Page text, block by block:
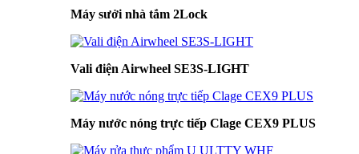
Máy sưởi nhà tắm 2Lock
Vali điện Airwheel SE3S-LIGHT
Máy nước nóng trực tiếp Clage CEX9 PLUS